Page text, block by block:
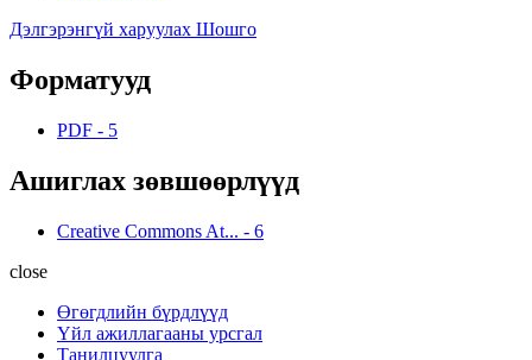
Дэлгэрэнгүй харуулах Шошго
Форматууд
PDF - 5
Ашиглах зөвшөөрлүүд
Creative Commons At... - 6
close
Өгөгдлийн бүрдлүүд
Үйл ажиллагааны урсгал
Танилцуулга